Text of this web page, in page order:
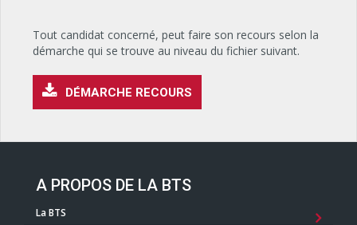
Tout candidat concerné, peut faire son recours selon la
démarche qui se trouve au niveau du fichier suivant.
DÉMARCHE RECOURS
A PROPOS DE LA BTS
La BTS